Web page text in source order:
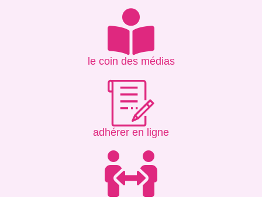
le coin des médias
adhérer en ligne